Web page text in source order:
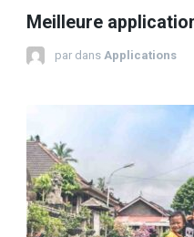
Meilleure
par dans Applications